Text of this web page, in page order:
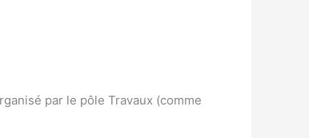
par le pôle Travaux (comme